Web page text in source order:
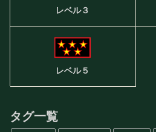
レベル３
レベル５
タグ一覧